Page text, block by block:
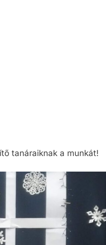
tanáraiknak a munkát!